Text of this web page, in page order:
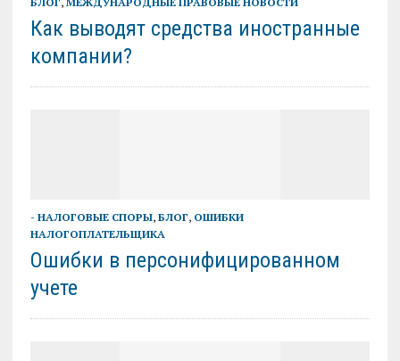
Как выводят средства иностранные
компании?
- НАЛОГОВЫЕ СПОРЫ, БЛОГ, ОШИБКИ
НАЛОГОПЛАТЕЛЬЩИКА
Ошибки в персонифицированном
учете